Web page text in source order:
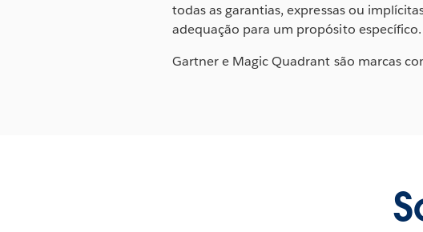
todas as garantias, expressas ou
adequação para um propósito específico.
Gartner e Magic Quadrant são marcas